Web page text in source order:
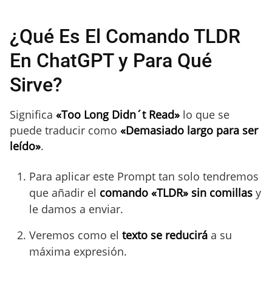
¿Qué Es El Comando TLDR
En ChatGPT y Para Qué
Sirve?
Significa «Too Long Didn´t Read» lo que se
puede traducir como «Demasiado largo para ser
leído».
Para aplicar este Prompt tan solo tendremos
que añadir el comando «TLDR» sin comillas y
le damos a enviar.
Veremos como el texto se reducirá a su
máxima expresión.